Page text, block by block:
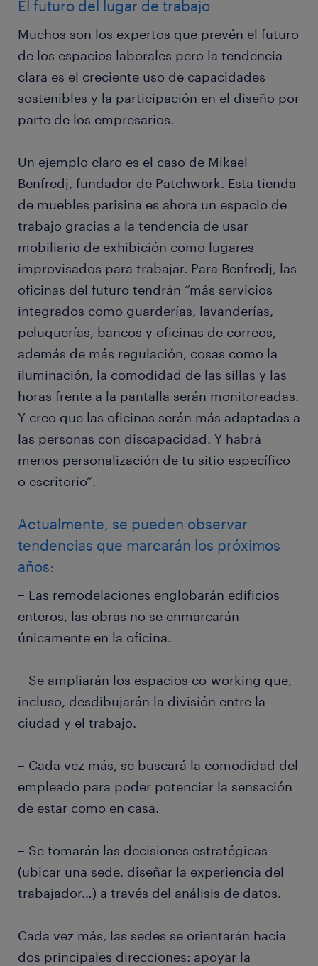
El futuro del lugar de trabajo
Muchos son los expertos que prevén el futuro
de los espacios laborales pero la tendencia
clara es el creciente uso de capacidades
sostenibles y la participación en el diseño por
parte de los empresarios.
Un ejemplo claro es el caso de Mikael
Benfredj, fundador de Patchwork. Esta tienda
de muebles parisina es ahora un espacio de
trabajo gracias a la tendencia de usar
mobiliario de exhibición como lugares
improvisados para trabajar. Para Benfredj, las
oficinas del futuro tendrán “más servicios
integrados como guarderías, lavanderías,
peluquerías, bancos y oficinas de correos,
además de más regulación, cosas como la
iluminación, la comodidad de las sillas y las
horas frente a la pantalla serán monitoreadas.
Y creo que las oficinas serán más adaptadas a
las personas con discapacidad. Y habrá
menos personalización de tu sitio específico
o escritorio”.
Actualmente, se pueden observar
tendencias que marcarán los próximos
años:
– Las remodelaciones englobarán edificios
enteros, las obras no se enmarcarán
únicamente en la oficina.
– Se ampliarán los espacios co-working que,
incluso, desdibujarán la división entre la
ciudad y el trabajo.
– Cada vez más, se buscará la comodidad del
empleado para poder potenciar la sensación
de estar como en casa.
– Se tomarán las decisiones estratégicas
(ubicar una sede, diseñar la experiencia del
trabajador…) a través del análisis de datos.
Cada vez más, las sedes se orientarán hacia
dos principales direcciones: apoyar la